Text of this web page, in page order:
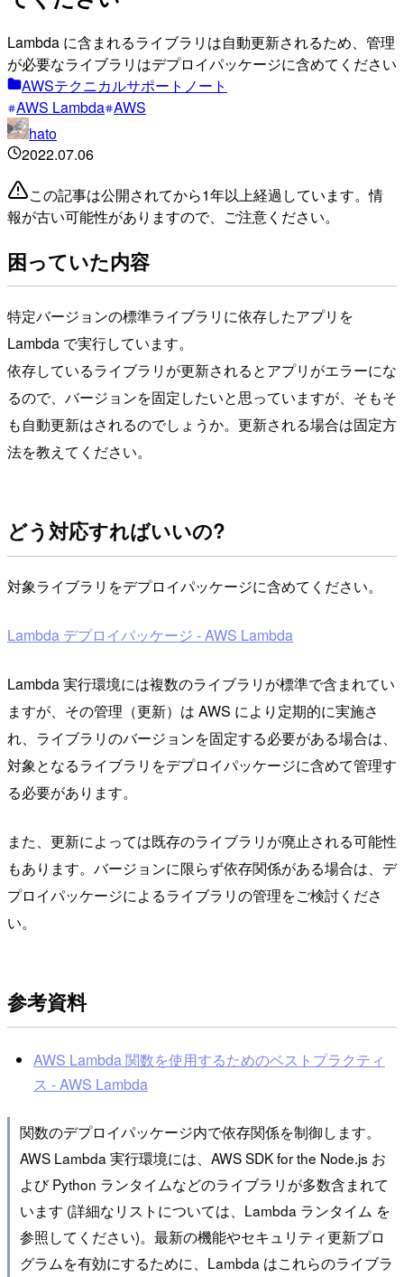
Lambda に含まれるライブラリは自動更新されるため、管理
が必要なライブラリはデプロイパッケージに含めてください
AWSテクニカルサポートノート
AWS Lambda AWS
hato
2022.07.06
この記事は公開されてから1年以上経過しています。情
報が古い可能性がありますので、ご注意ください。
困っていた内容
特定バージョンの標準ライブラリに依存したアプリを
Lambda で実行しています。
依存しているライブラリが更新されるとアプリがエラーにな
るので、バージョンを固定したいと思っていますが、そもそ
も自動更新はされるのでしょうか。更新される場合は固定方
法を教えてください。
どう対応すればいいの?
対象ライブラリをデプロイパッケージに含めてください。
Lambda デプロイパッケージ - AWS Lambda
Lambda 実行環境には複数のライブラリが標準で含まれてい
ますが、その管理（更新）は AWS により定期的に実施さ
れ、ライブラリのバージョンを固定する必要がある場合は、
対象となるライブラリをデプロイパッケージに含めて管理す
る必要があります。
また、更新によっては既存のライブラリが廃止される可能性
もあります。バージョンに限らず依存関係がある場合は、デ
プロイパッケージによるライブラリの管理をご検討くださ
い。
参考資料
AWS Lambda 関数を使用するためのベストプラクティ
ス - AWS Lambda
関数のデプロイパッケージ内で依存関係を制御します。
AWS Lambda 実行環境には、AWS SDK for the Node.js お
よび Python ランタイムなどのライブラリが多数含まれて
います (詳細なリストについては、Lambda ランタイム を
参照してください)。最新の機能やセキュリティ更新プロ
グラムを有効にするために、Lambda はこれらのライブラ